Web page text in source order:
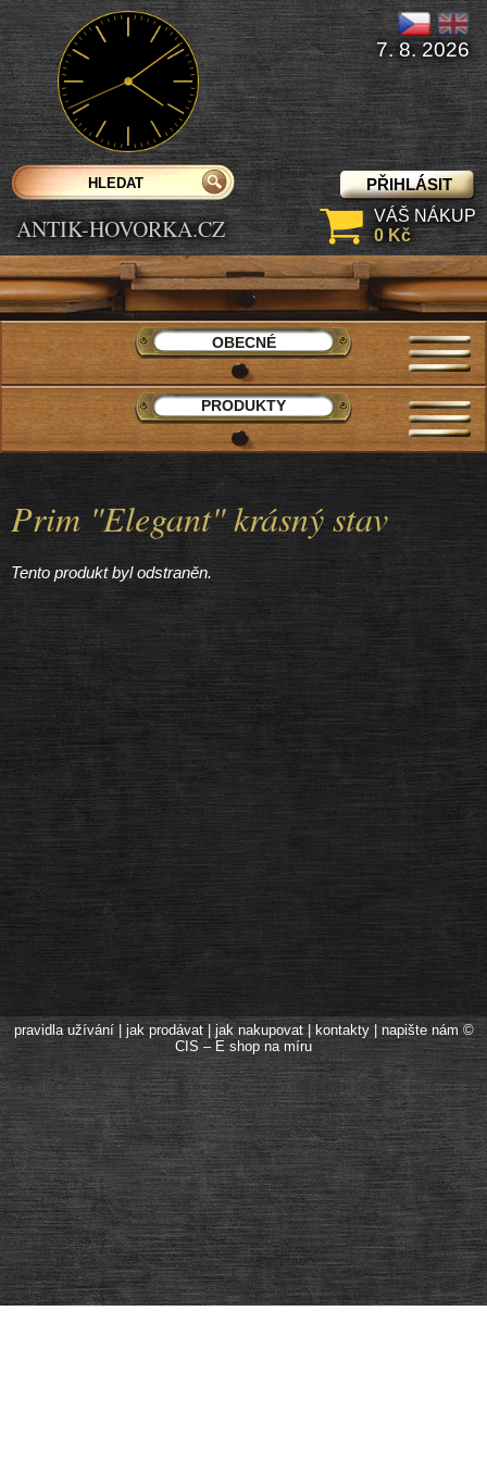
Prim "Elegant" krásný stav
Tento produkt byl odstraněn.
ANTIK-HOVORKA.CZ
PŘIHLÁSIT
7. 8. 2026
VÁŠ NÁKUP
0 Kč
OBECNÉ
PRODUKTY
pravidla užívání| jak prodávat|jak nakupovat|kontakty|napište nám ©
CIS – E shop na míru